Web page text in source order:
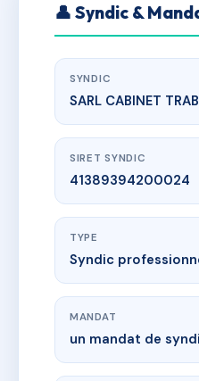
👤 Syndic &
SYNDIC
SARL CABINET
SIRET SYNDIC
41389394200024
TYPE
Syndic
MANDAT
un mandat de